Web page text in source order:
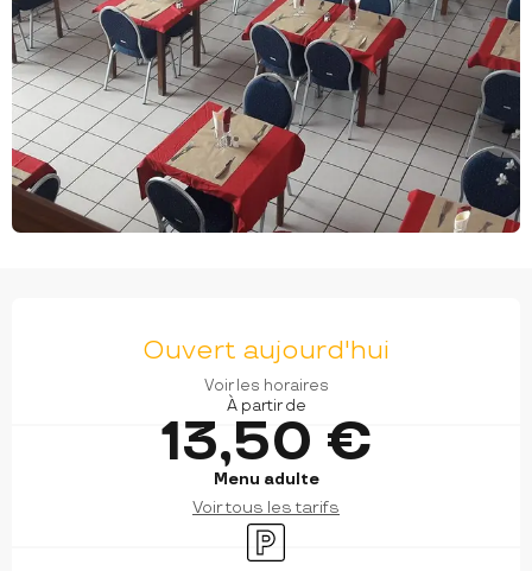
Ouvert aujourd'hui
Voir les horaires
À partir de
13,50 €
Menu adulte
Voir tous les tarifs
Parking